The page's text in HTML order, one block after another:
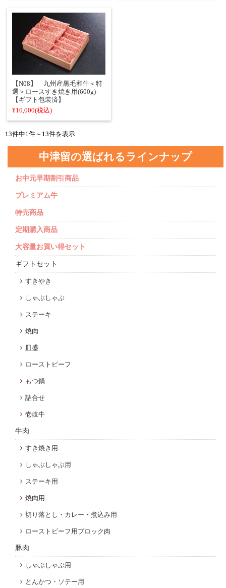
【N08】 九州産黒毛和牛＜特
選＞ロースすき焼き用(600g)-
【ギフト包装済】
¥10,000(税込)
13件中1件～13件を表示
中津留の選ばれるラインナップ
お中元早期割引商品
プレミアム牛
特売商品
定期購入商品
大容量お買い得セット
ギフトセット
すきやき
しゃぶしゃぶ
ステーキ
焼肉
皿盛
ローストビーフ
もつ鍋
詰合せ
壱岐牛
牛肉
すき焼き用
しゃぶしゃぶ用
ステーキ用
焼肉用
切り落とし・カレー・煮込み用
ローストビーフ用ブロック肉
豚肉
しゃぶしゃぶ用
とんかつ・ソテー用